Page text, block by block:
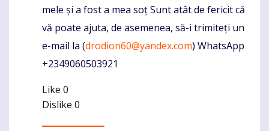
mele și a fost a mea soț Sunt atât de fericit că
vă poate ajuta, de asemenea, să-i trimiteți un
e-mail la (drodion60@yandex.com) WhatsApp
+2349060503921
Like 0
Dislike 0